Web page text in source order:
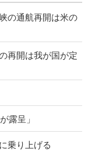
の通航再開は米の
再開は我が国が定
露呈」
乗り上げる